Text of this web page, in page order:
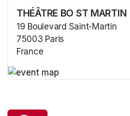
THÉÂTRE BO ST MARTIN
19 Boulevard Saint-Martin
75003 Paris
France